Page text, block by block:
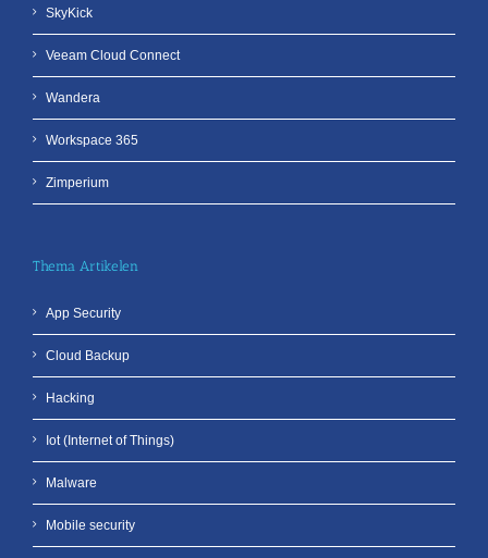
SkyKick
Veeam Cloud Connect
Wandera
Workspace 365
Zimperium
Thema Artikelen
App Security
Cloud Backup
Hacking
Iot (Internet of Things)
Malware
Mobile security